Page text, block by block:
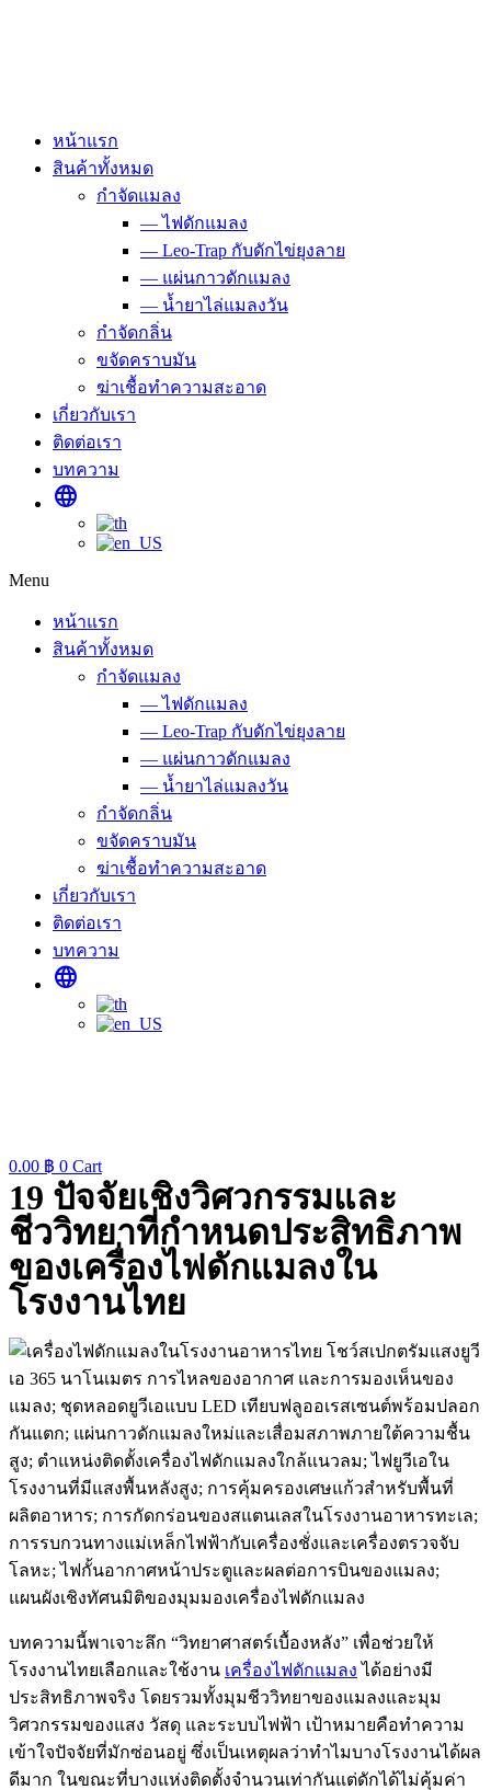
หน้าแรก
สินค้าทั้งหมด
กำจัดแมลง
— ไฟดักแมลง
— Leo-Trap กับดักไข่ยุงลาย
— แผ่นกาวดักแมลง
— น้ำยาไล่แมลงวัน
กำจัดกลิ่น
ขจัดคราบมัน
ฆ่าเชื้อทำความสะอาด
เกี่ยวกับเรา
ติดต่อเรา
บทความ
language
Menu
หน้าแรก
สินค้าทั้งหมด
กำจัดแมลง
— ไฟดักแมลง
— Leo-Trap กับดักไข่ยุงลาย
— แผ่นกาวดักแมลง
— น้ำยาไล่แมลงวัน
กำจัดกลิ่น
ขจัดคราบมัน
ฆ่าเชื้อทำความสะอาด
เกี่ยวกับเรา
ติดต่อเรา
บทความ
language
0.00 ฿ 0 Cart
19 ปัจจัยเชิงวิศวกรรมและ
ชีววิทยาที่กำหนดประสิทธิภาพ
ของเครื่องไฟดักแมลงใน
โรงงานไทย
บทความนี้พาเจาะลึก “วิทยาศาสตร์เบื้องหลัง” เพื่อช่วยให้
โรงงานไทยเลือกและใช้งาน เครื่องไฟดักแมลง ได้อย่างมี
ประสิทธิภาพจริง โดยรวมทั้งมุมชีววิทยาของแมลงและมุม
วิศวกรรมของแสง วัสดุ และระบบไฟฟ้า เป้าหมายคือทำความ
เข้าใจปัจจัยที่มักซ่อนอยู่ ซึ่งเป็นเหตุผลว่าทำไมบางโรงงานได้ผล
ดีมาก ในขณะที่บางแห่งติดตั้งจำนวนเท่ากันแต่ดักได้ไม่คุ้มค่า